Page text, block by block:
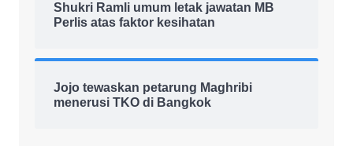
Shukri Ramli umum letak jawatan MB
Perlis atas faktor kesihatan
Jojo tewaskan petarung Maghribi
menerusi TKO di Bangkok